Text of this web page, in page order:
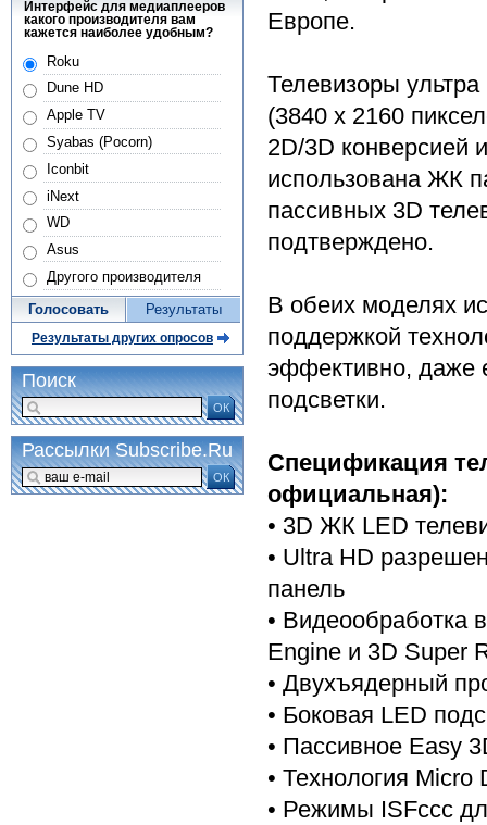
Европе.
Телевизоры
(3840 x 2160
2D/3D конверсией
использована ЖК
пассивных 3D
подтверждено.
В обеих моделях
поддержкой
эффективно, даже
подсветки.
Спецификация
официальная):
• 3D ЖК LED
• Ultra HD
панель
• Видеообработка
Engine и 3D Super
• Двухъядерный
• Боковая LED
• Пассивное Easy
• Технология
• Режимы ISFccc
Интерфейс для медиаплееров
какого производителя вам
кажется наиболее удобным?
Roku
Dune HD
Apple TV
Syabas (Pocorn)
Iconbit
iNext
WD
Asus
Другого производителя
Голосовать Результаты
Результаты других опросов
Поиск
ОК
Рассылки Subscribe.Ru
ОК